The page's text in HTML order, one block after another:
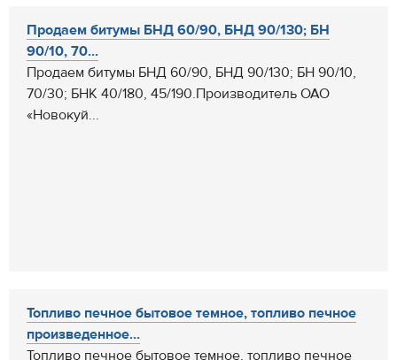
Продаем битумы БНД 60/90, БНД 90/130; БН
90/10, 70...
Продаем битумы БНД 60/90, БНД 90/130; БН 90/10,
70/30; БНК 40/180, 45/190.Производитель ОАО
«Новокуй...
Топливо печное бытовое темное, топливо печное
произведенное...
Топливо печное бытовое темное, топливо печное